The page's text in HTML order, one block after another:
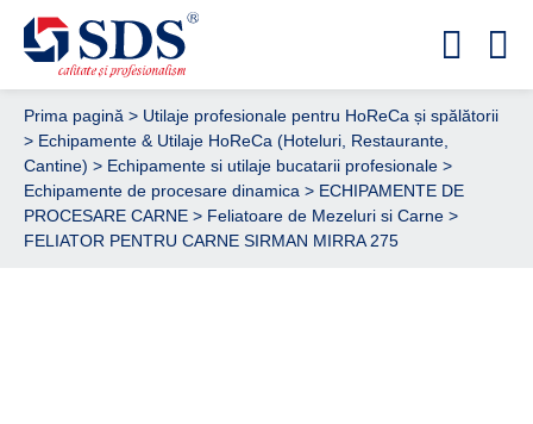
Prima pagină > Utilaje profesionale pentru HoReCa și spălătorii
> Echipamente & Utilaje HoReCa (Hoteluri, Restaurante,
Cantine) > Echipamente si utilaje bucatarii profesionale >
Echipamente de procesare dinamica > ECHIPAMENTE DE
PROCESARE CARNE > Feliatoare de Mezeluri si Carne >
FELIATOR PENTRU CARNE SIRMAN MIRRA 275